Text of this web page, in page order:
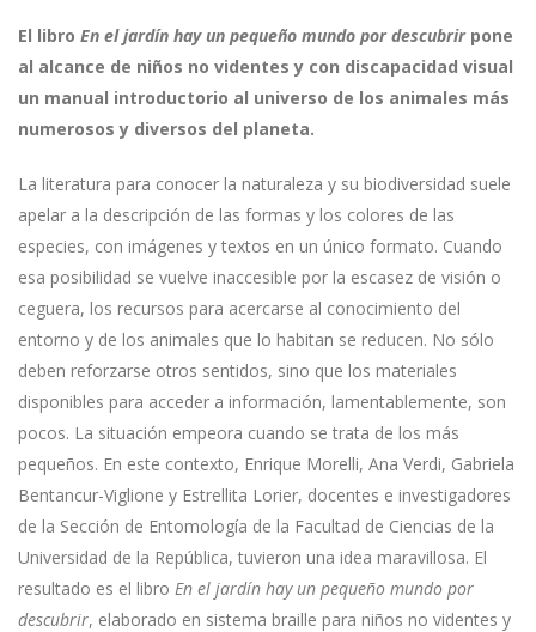
El libro En el jardín hay un pequeño mundo por descubrirpone
al alcance de niños no videntes y con discapacidad visual
un manual introductorio al universo de los animales más
numerosos y diversos del planeta.
La literatura para conocer la naturaleza y su biodiversidad suele
apelar a la descripción de las formas y los colores de las
especies, con imágenes y textos en un único formato. Cuando
esa posibilidad se vuelve inaccesible por la escasez de visión o
ceguera, los recursos para acercarse al conocimiento del
entorno y de los animales que lo habitan se reducen. No sólo
deben reforzarse otros sentidos, sino que los materiales
disponibles para acceder a información, lamentablemente, son
pocos. La situación empeora cuando se trata de los más
pequeños. En este contexto, Enrique Morelli, Ana Verdi, Gabriela
Bentancur-Viglione y Estrellita Lorier, docentes e investigadores
de la Sección de Entomología de la Facultad de Ciencias de la
Universidad de la República, tuvieron una idea maravillosa. El
resultado es el libro En el jardín hay un pequeño mundo por
descubrir, elaborado en sistema braille para niños no videntes y